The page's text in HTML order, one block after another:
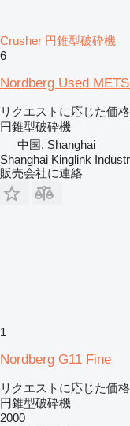
Crusher 円錐型破砕機
6
Nordberg Used
リクエストに応じた価格
円錐型破砕機
中国, Shanghai
Shanghai Kinglink
販売会社に連絡
1
Nordberg G11 Fine
リクエストに応じた価格
円錐型破砕機
2000